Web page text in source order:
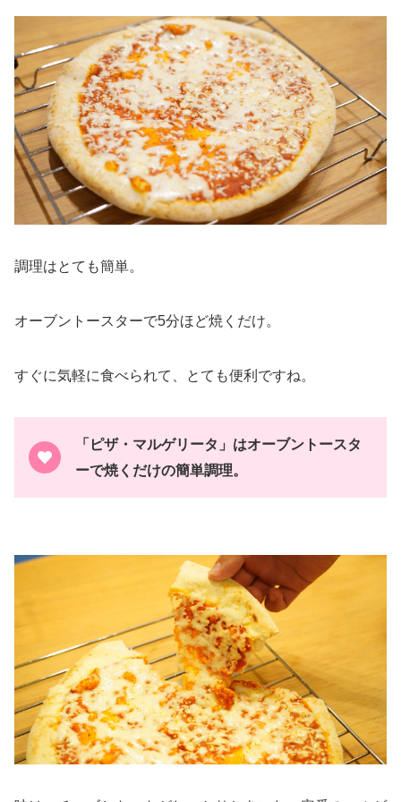
調理はとても簡単。
オーブントースターで5分ほど焼くだけ。
すぐに気軽に食べられて、とても便利ですね。
「ピザ・マルゲリータ」はオーブントースタ
ーで焼くだけの簡単調理。